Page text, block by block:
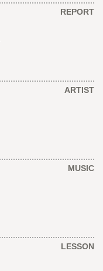
REPORT
ARTIST
MUSIC
LESSON